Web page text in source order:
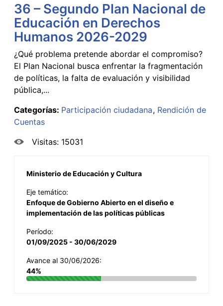
36 – Segundo Plan Nacional de
Educación en Derechos
Humanos 2026-2029
¿Qué problema pretende abordar el compromiso?
El Plan Nacional busca enfrentar la fragmentación
de políticas, la falta de evaluación y visibilidad
pública,...
Categorías: Participación ciudadana Rendición de
Cuentas
Visitas: 15031
Ministerio de Educación y Cultura
Eje temático:
Enfoque de Gobierno Abierto en el diseño e
implementación de las políticas públicas
Período:
01/09/2025 - 30/06/2029
Avance al 30/06/2026:
44%